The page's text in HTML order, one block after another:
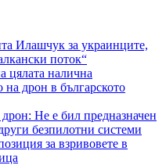
Илашчук за украинците,
поток“
цялата налична
дрон в българското
Не е бил предназначен
безпилотни системи
за взривовете в